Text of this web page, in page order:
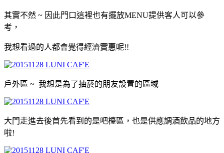
其實不然 ~ 因此門口這裡也有擺放MENU提供客人可以參
考 ，
我想看過的人都會覺得經濟實惠呢!!
戶外區 ~ 我想是為了抽菸的朋友設置的區域
大門走進去後首先看到的是吧檯區 ，也是供應調酒飲品的地方
啦!